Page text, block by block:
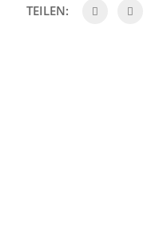
TEILEN: